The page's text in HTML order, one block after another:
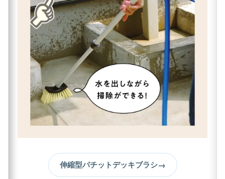
伸縮型パチットデッキブラシ→